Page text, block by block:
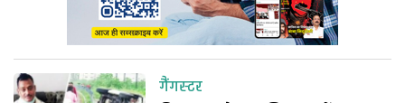
गैंगस्टर